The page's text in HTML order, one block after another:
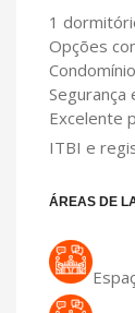
1
Opções
Segurança
Excelente
ITBI e
ÁREAS DE